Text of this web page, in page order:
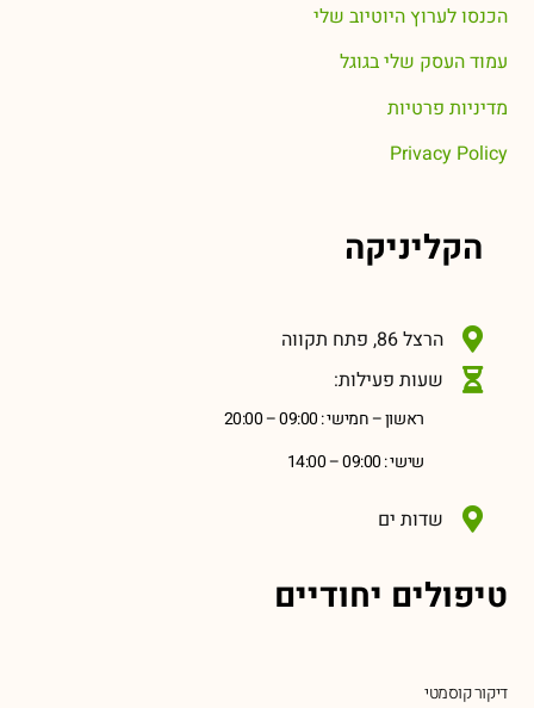
הכנסו לערוץ היוטיוב שלי
עמוד העסק שלי בגוגל
מדיניות פרטיות
Privacy Policy
הקליניקה
הרצל 86, פתח תקווה
שעות פעילות:
ראשון – חמישי : 09:00 – 20:00
שישי : 09:00 – 14:00
שדות ים
טיפולים יחודיים
דיקור קוסמטי